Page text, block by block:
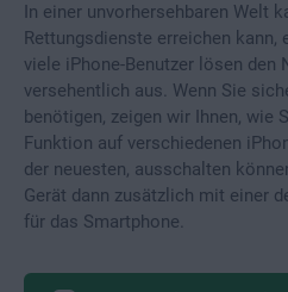
In einer unvorhersehbaren Welt
Rettungsdienste erreichen kann,
viele iPhone-Benutzer lösen den
versehentlich aus. Wenn Sie
benötigen, zeigen wir Ihnen, wie
Funktion auf verschiedenen
der neuesten, ausschalten
Gerät dann zusätzlich mit einer
für das Smartphone.